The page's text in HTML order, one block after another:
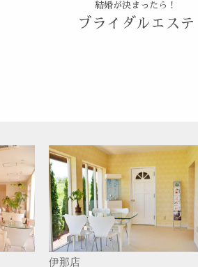
結婚が決まったら！
ブライダルエステ
伊那店